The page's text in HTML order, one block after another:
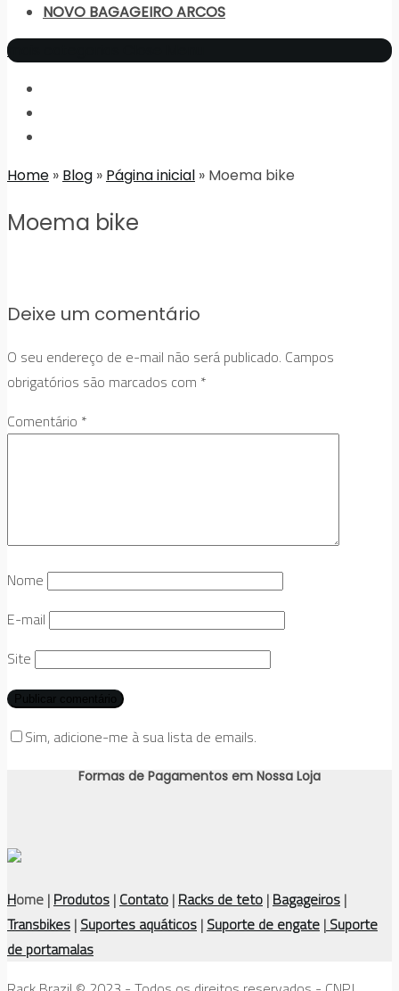
NOVO BAGAGEIRO ARCOS
mais categorias
Home » Blog » Página inicial » Moema bike
Moema bike
Deixe um comentário
O seu endereço de e-mail não será publicado. Campos
obrigatórios são marcados com *
Comentário *
Nome
E-mail
Site
Sim, adicione-me à sua lista de emails.
Formas de Pagamentos em Nossa Loja
Home |Produtos|Contato|Racks de teto|Bagageiros|
Transbikes|Suportes aquáticos|Suporte de engate|Suporte
de portamalas